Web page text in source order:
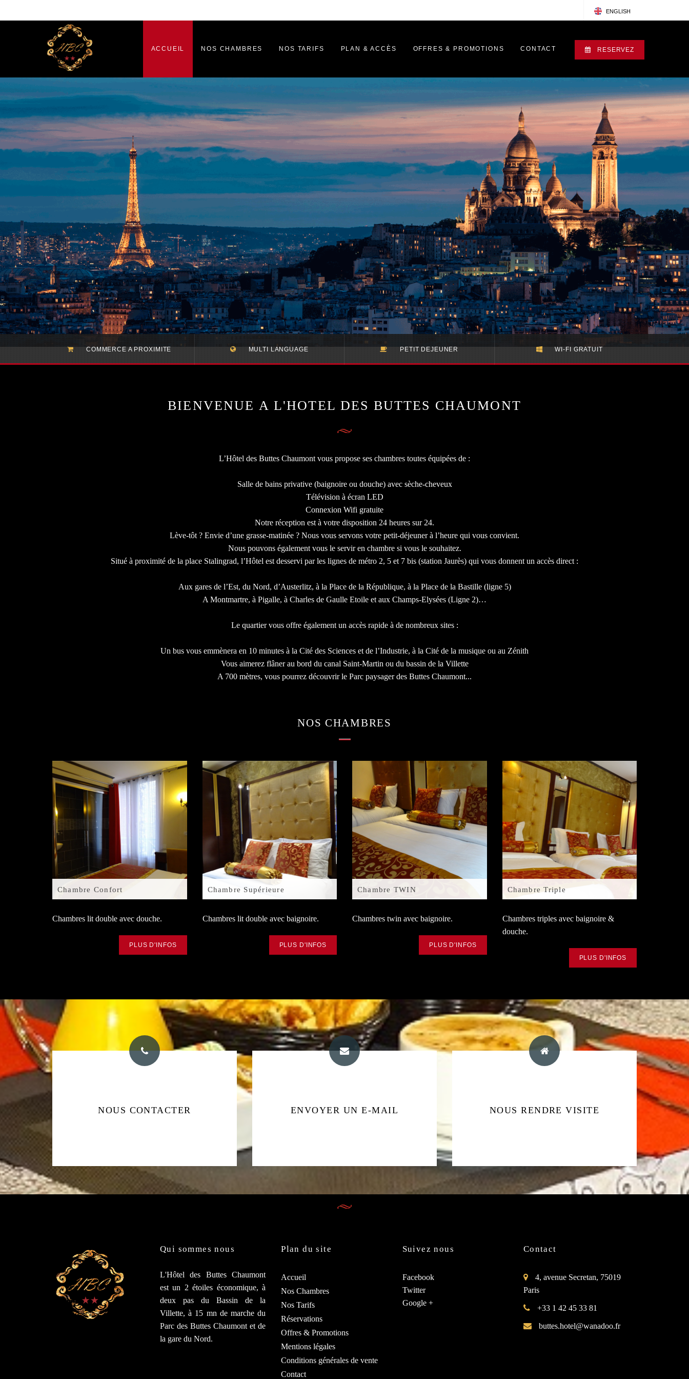
ENGLISH
ACCUEIL NOS CHAMBRES NOS TARIFS PLAN & ACCÈS OFFRES & PROMOTIONS CONTACT RESERVEZ
COMMERCE A PROXIMITE MULTI LANGUAGE PETIT DEJEUNER WI-FI GRATUIT
BIENVENUE A L'HOTEL DES BUTTES CHAUMONT
L’Hôtel des Buttes Chaumont vous propose ses chambres toutes équipées de :
Salle de bains privative (baignoire ou douche) avec sèche-cheveux
Télévision à écran LED
Connexion Wifi gratuite
Notre réception est à votre disposition 24 heures sur 24.
Lève-tôt ? Envie d’une grasse-matinée ? Nous vous servons votre petit-déjeuner à l’heure qui vous convient.
Nous pouvons également vous le servir en chambre si vous le souhaitez.
Situé à proximité de la place Stalingrad, l’Hôtel est desservi par les lignes de métro 2, 5 et 7 bis (station Jaurès) qui vous donnent un accès direct :
Aux gares de l’Est, du Nord, d’Austerlitz, à la Place de la République, à la Place de la Bastille (ligne 5)
A Montmartre, à Pigalle, à Charles de Gaulle Etoile et aux Champs-Elysées (Ligne 2)…
Le quartier vous offre également un accès rapide à de nombreux sites :
Un bus vous emmènera en 10 minutes à la Cité des Sciences et de l’Industrie, à la Cité de la musique ou au Zénith
Vous aimerez flâner au bord du canal Saint-Martin ou du bassin de la Villette
A 700 mètres, vous pourrez découvrir le Parc paysager des Buttes Chaumont...
NOS CHAMBRES
Chambre Confort
Chambres lit double avec douche.
PLUS D'INFOS
Chambre Supérieure
Chambres lit double avec baignoire.
PLUS D'INFOS
Chambre TWIN
Chambres twin avec baignoire.
PLUS D'INFOS
Chambre Triple
Chambres triples avec baignoire &
douche.
PLUS D'INFOS
NOUS CONTACTER
+33 1 42 45 33 81 ENVOYER UN E-MAIL
ADRESSE E-MAIL NOUS RENDRE VISITE
4, Avenue Secretan, 75019 Paris
Qui sommes nous
L'Hôtel des Buttes Chaumont
est un 2 étoiles économique, à
deux pas du Bassin de la
Villette, à 15 mn de marche du
Parc des Buttes Chaumont et de
la gare du Nord.
Plan du site
Accueil
Nos Chambres
Nos Tarifs
Réservations
Offres & Promotions
Mentions légales
Conditions générales de vente
Contact
Suivez nous
Facebook
Twitter
Google +
Contact
4, avenue Secretan, 75019
Paris
+33 1 42 45 33 81
buttes.hotel@wanadoo.fr